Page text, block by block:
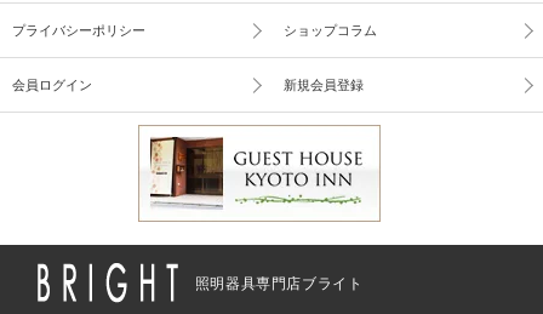
プライバシーポリシー ショップコラム
会員ログイン 新規会員登録
照明器具専門店ブライト